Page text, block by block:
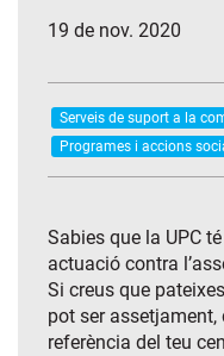
19 de nov. 2020
Serveis de suport a la
Programes i accions
Sabies que la UPC
actuació contra
Si creus que
pot ser
referència del teu